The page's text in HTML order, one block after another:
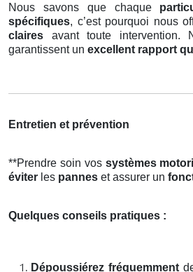
Nous savons que chaque
spécifiques, c’est pourquoi nous
claires avant toute intervention.
garantissent un excellent rapport
Entretien et prévention
**Prendre soin vos systèmes
éviter les pannes et assurer un
Quelques conseils pratiques :
Dépoussiérez fréquemment